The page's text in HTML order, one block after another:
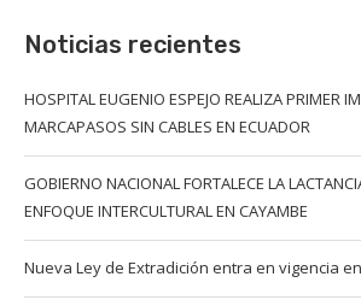
Noticias recientes
HOSPITAL EUGENIO ESPEJO REALIZA PRIMER
MARCAPASOS SIN CABLES EN ECUADOR
GOBIERNO NACIONAL FORTALECE LA
ENFOQUE INTERCULTURAL EN CAYAMBE
Nueva Ley de Extradición entra en vigencia